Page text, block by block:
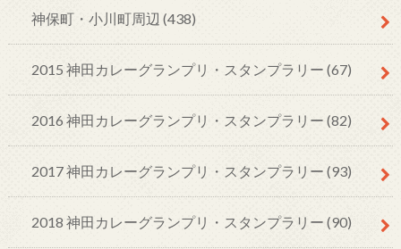
神保町・小川町周辺 (438)
2015 神田カレーグランプリ・スタンプラリー (67)
2016 神田カレーグランプリ・スタンプラリー (82)
2017 神田カレーグランプリ・スタンプラリー (93)
2018 神田カレーグランプリ・スタンプラリー (90)